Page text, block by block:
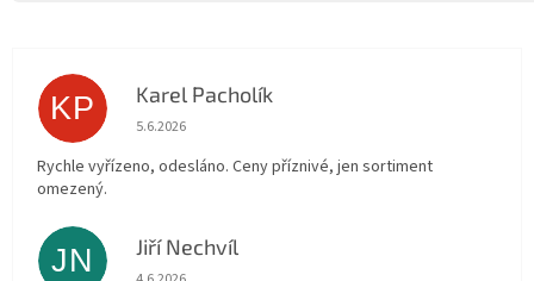
KP Karel Pacholík
Hodnocení obchodu je 4 z 5 hvězdiček.
5.6.2026
Rychle vyřízeno, odesláno. Ceny příznivé, jen sortiment
omezený.
JN Jiří Nechvíl
Hodnocení obchodu je 5 z 5 hvězdiček.